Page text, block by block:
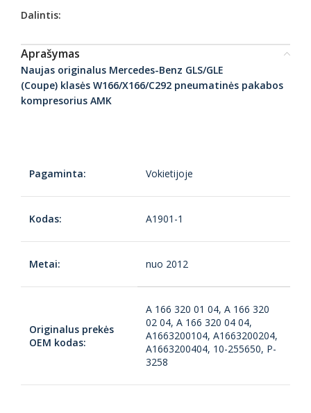
Dalintis:
Aprašymas
Naujas originalus Mercedes-Benz GLS/GLE
(Coupe) klasės W166/X166/C292 pneumatinės pakabos
kompresorius AMK
Pagaminta: Vokietijoje
Kodas: A1901-1
Metai: nuo 2012
Originalus prekės
OEM kodas:
A 166 320 01 04, A 166 320
02 04, A 166 320 04 04,
A1663200104, A1663200204,
A1663200404, 10-255650, P-
3258